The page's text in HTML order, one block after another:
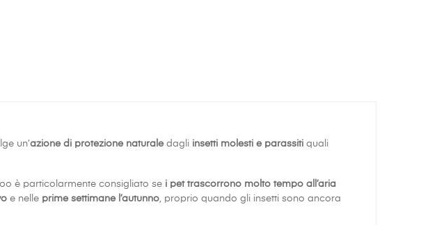
un’azione di protezione naturaledagli insetti molesti e parassiti quali
è particolarmente consigliato se i pet trascorrono molto tempo all’aria
e nelle prime settimane l’autunno , proprio quando gli insetti sono ancora